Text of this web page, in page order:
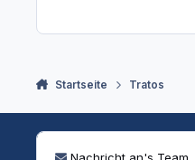
Startseite Tratos